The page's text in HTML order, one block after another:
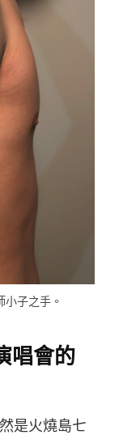
子之手。
唱會的
是火燒島七